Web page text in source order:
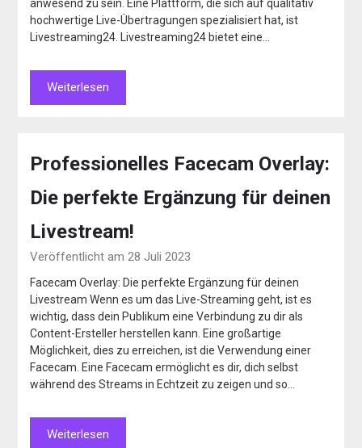
anwesend zu sein. Eine Plattform, die sich auf qualitativ
hochwertige Live-Übertragungen spezialisiert hat, ist
Livestreaming24. Livestreaming24 bietet eine…
Weiterlesen
Professionelles Facecam Overlay:
Die perfekte Ergänzung für deinen
Livestream!
Veröffentlicht am 28 Juli 2023
Facecam Overlay: Die perfekte Ergänzung für deinen
Livestream Wenn es um das Live-Streaming geht, ist es
wichtig, dass dein Publikum eine Verbindung zu dir als
Content-Ersteller herstellen kann. Eine großartige
Möglichkeit, dies zu erreichen, ist die Verwendung einer
Facecam. Eine Facecam ermöglicht es dir, dich selbst
während des Streams in Echtzeit zu zeigen und so…
Weiterlesen